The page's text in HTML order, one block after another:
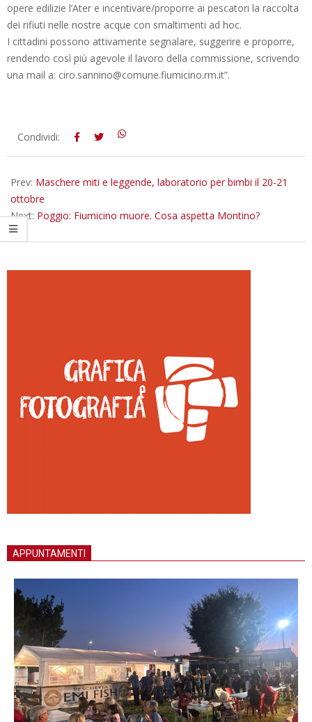
opere edilizie l’Ater e incentivare/proporre ai pescatori la raccolta
dei rifiuti nelle nostre acque con smaltimenti ad hoc.
I cittadini possono attivamente segnalare, suggerire e proporre,
rendendo così più agevole il lavoro della commissione, scrivendo
una mail a: ciro.sannino@comune.fiumicino.rm.it”.
2018-
Condividi:
Prev: Maschere miti e leggende, laboratorio per bimbi il 20-21
ottobre
Next: Poggio: Fiumicino muore. Cosa aspetta Montino?
APPUNTAMENTI